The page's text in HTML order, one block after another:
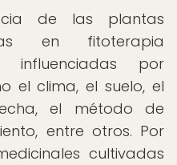
de las plantas
en fitoterapia
influenciadas por
el clima, el suelo, el
el método de
entre otros. Por
cultivadas